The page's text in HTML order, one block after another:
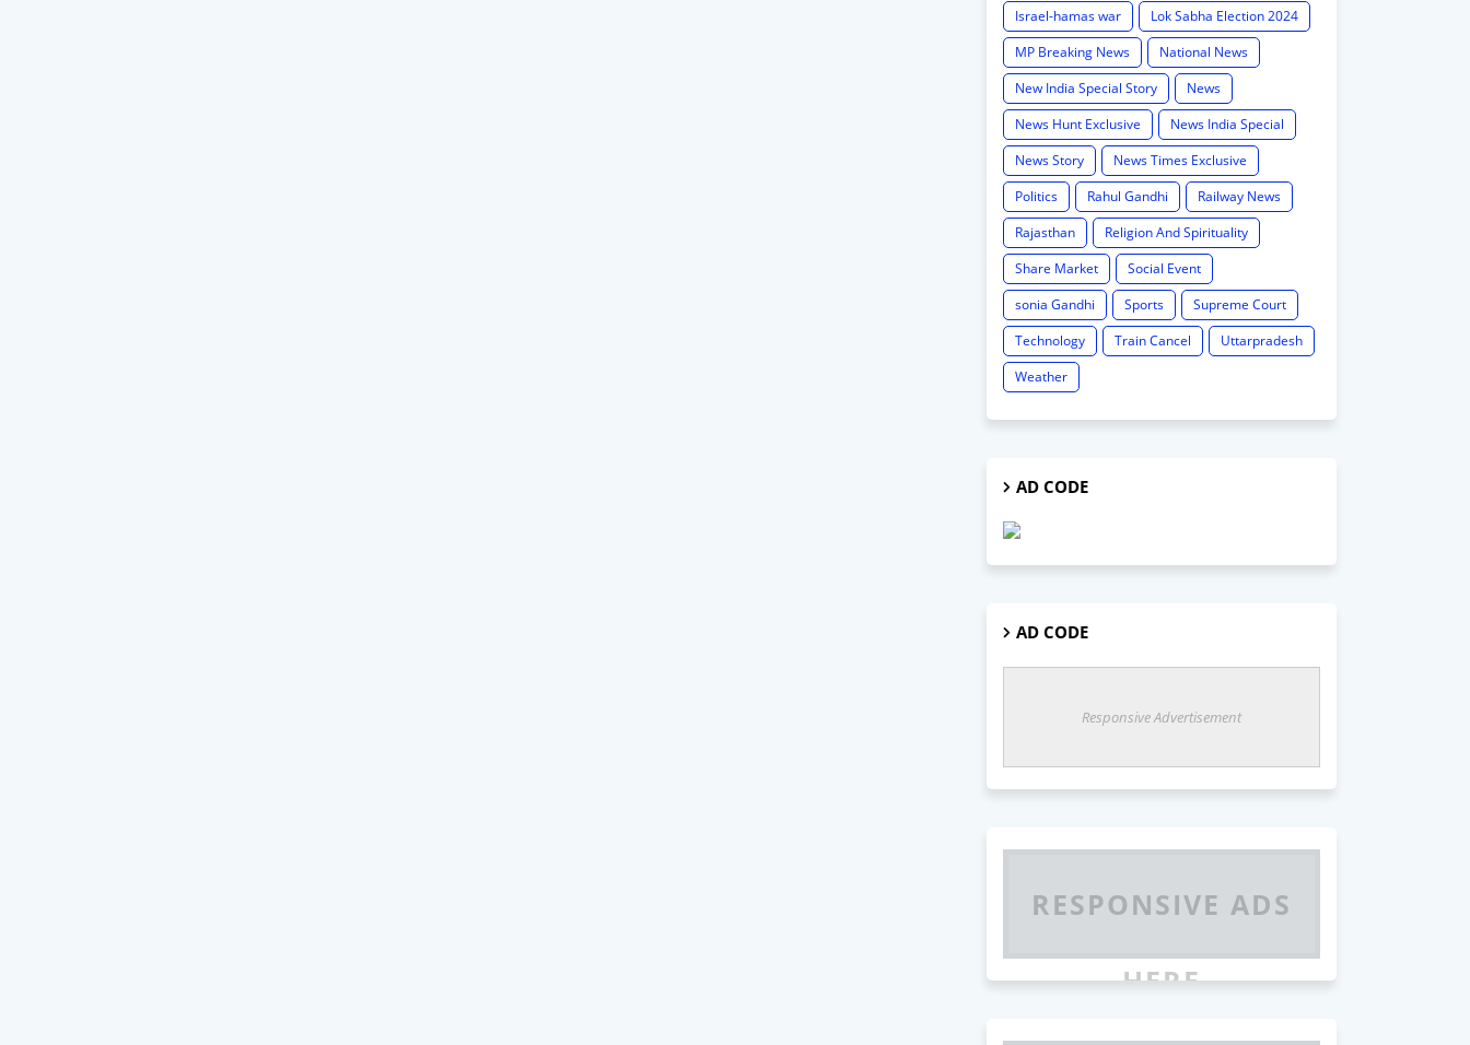
Israel-hamas war
Lok Sabha Election 2024
MP Breaking News
National News
New India Special Story
News
News Hunt Exclusive
News India Special
News Story
News Times Exclusive
Politics
Rahul Gandhi
Railway News
Rajasthan
Religion And Spirituality
Share Market
Social Event
sonia Gandhi
Sports
Supreme Court
Technology
Train Cancel
Uttarpradesh
Weather
AD CODE
AD CODE
Responsive Advertisement
RESPONSIVE ADS
HERE